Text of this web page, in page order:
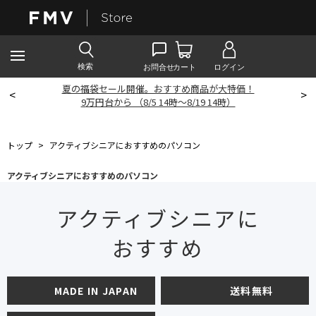
夏の福袋セール開催。おすすめ商品が大特価！
9万円台から （8/5 14時～8/19 14時）
< >
トップ > アクティブシニアにおすすめのパソコン
アクティブシニアにおすすめのパソコン
アクティブシニアに
おすすめ
MADE IN JAPAN 送料無料